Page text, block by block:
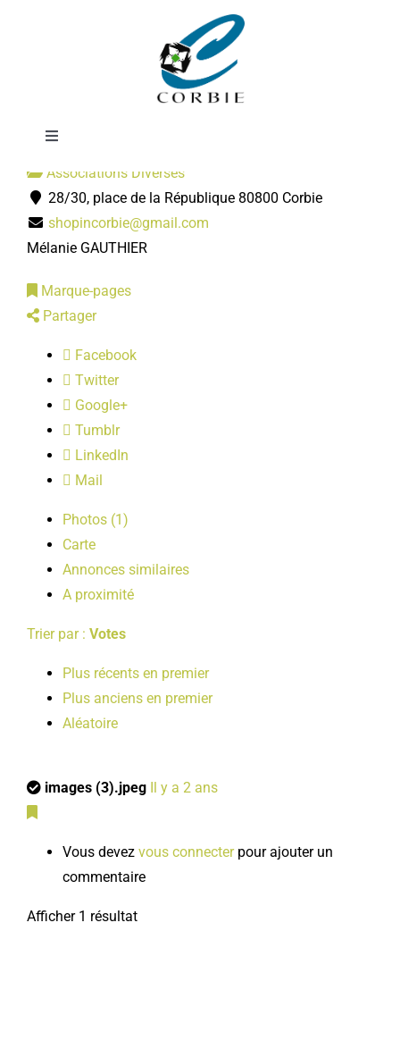
Toggle
Mairie
DÉMARCHES ADMINISTRATIVES
SERVICES MUNICIPAUX
PRATIQUE
PUBLICATIONS
Shop'in Corbie
Associations Diverses
28/30, place de la République 80800 Corbie
shopincorbie@gmail.com
Mélanie GAUTHIER
Marque-pages
Partager
Facebook
Twitter
Google+
Tumblr
LinkedIn
Mail
Photos (1)
Carte
Annonces similaires
A proximité
Trier par : Votes
Plus récents en premier
Plus anciens en premier
Aléatoire
images (3).jpeg Il y a 2 ans
Vous devez vous connecterpour ajouter un
commentaire
Afficher 1 résultat